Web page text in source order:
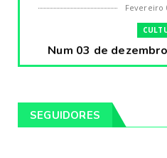
Fevereiro
Num 03 de
Prestes, o
Pintores da
SEGUIDORES